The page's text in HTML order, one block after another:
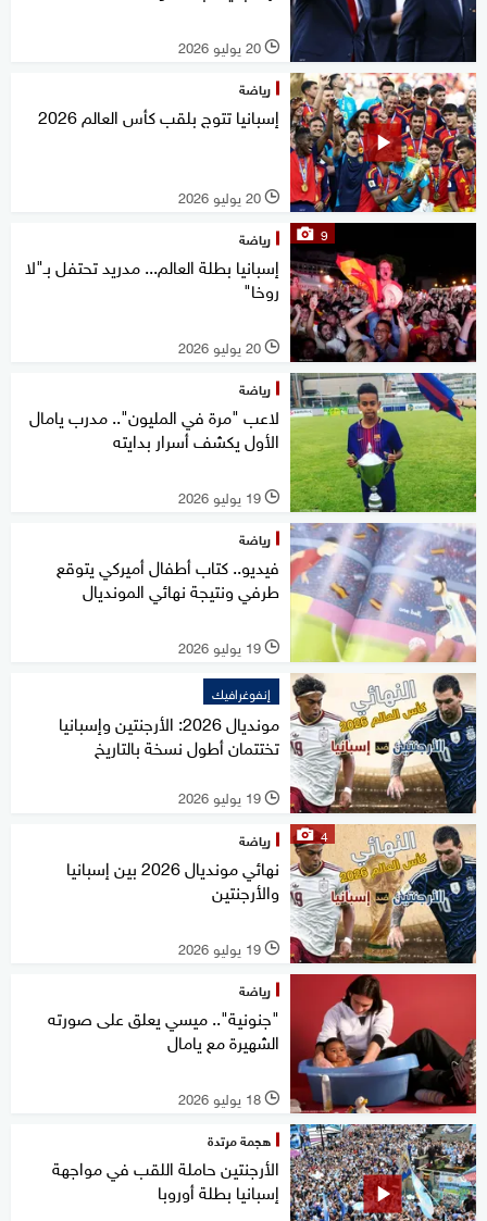
l 20 يوليو 2026
رياضة
إسبانيا تتوج بلقب كأس العالم 2026
l 20 يوليو 2026
9 رياضة
إسبانيا بطلة العالم... مدريد تحتفل بـ"لا
روخا"
l 20 يوليو 2026
رياضة
لاعب "مرة في المليون".. مدرب يامال
الأول يكشف أسرار بدايته
l 19 يوليو 2026
رياضة
فيديو.. كتاب أطفال أميركي يتوقع
طرفي ونتيجة نهائي المونديال
l 19 يوليو 2026
إنفوغرافيك
مونديال 2026: الأرجنتين وإسبانيا
تختتمان أطول نسخة بالتاريخ
l 19 يوليو 2026
4 رياضة
نهائي مونديال 2026 بين إسبانيا
والأرجنتين
l 19 يوليو 2026
رياضة
"جنونية".. ميسي يعلق على صورته
الشهيرة مع يامال
l 18 يوليو 2026
هجمة مرتدة
الأرجنتين حاملة اللقب في مواجهة
إسبانيا بطلة أوروبا